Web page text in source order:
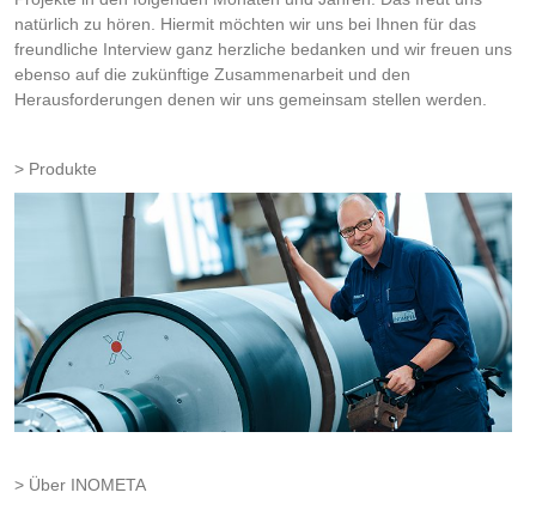
natürlich zu hören. Hiermit möchten wir uns bei Ihnen für das
freundliche Interview ganz herzliche bedanken und wir freuen uns
ebenso auf die zukünftige Zusammenarbeit und den
Herausforderungen denen wir uns gemeinsam stellen werden.
Produkte
Über INOMETA